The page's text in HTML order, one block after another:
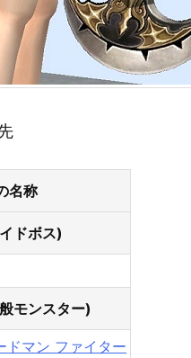
名称
ドボス)
モンスター)
ドマン ファイター